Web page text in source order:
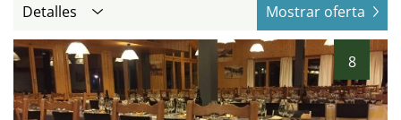
Detalles Mostrar oferta
8